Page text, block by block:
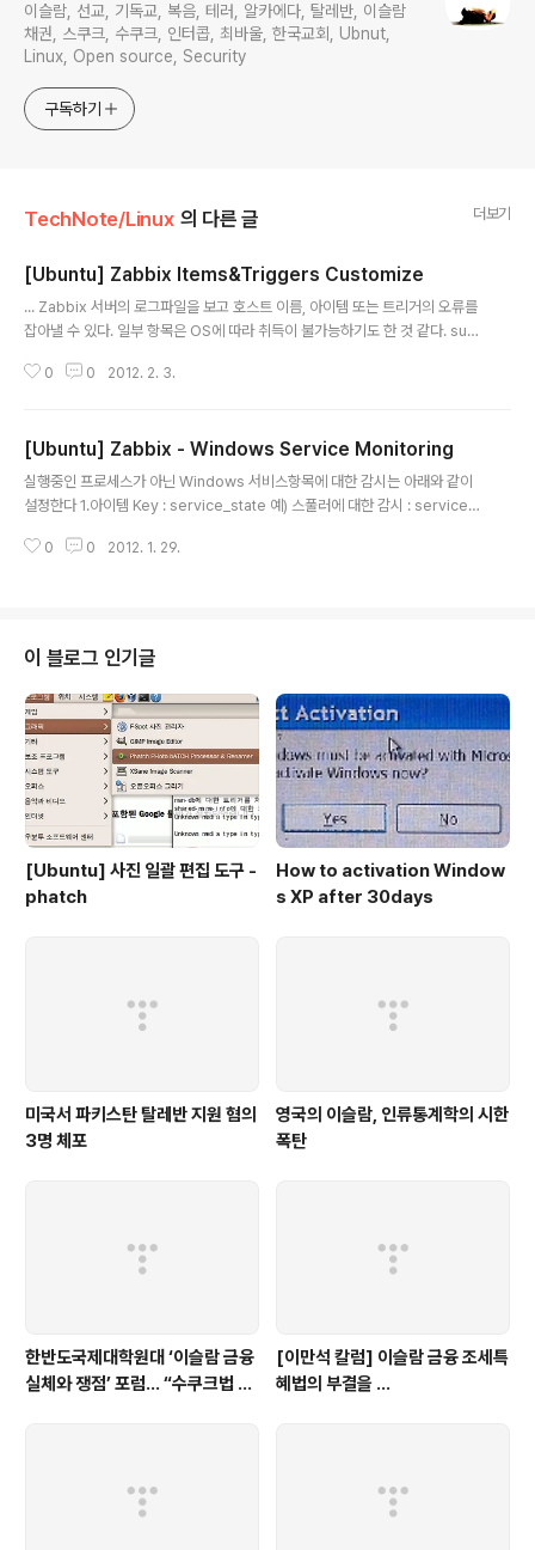
이슬람, 선교, 기독교, 복음, 테러, 알카에다, 탈레반, 이슬람
채권, 스쿠크, 수쿠크, 인터콥, 최바울, 한국교회, Ubnut,
Linux, Open source, Security
구독하기
TechNote/Linux 의 다른 글 더보기
[Ubuntu] Zabbix Items&Triggers Customize
... Zabbix 서버의 로그파일을 보고 호스트 이름, 아이템 또는 트리거의 오류를
잡아낼 수 있다. 일부 항목은 OS에 따라 취득이 불가능하기도 한 것 같다. sud
0 0 2012. 2. 3.
[Ubuntu] Zabbix - Windows Service Monitoring
실행중인 프로세스가 아닌 Windows 서비스항목에 대한 감시는 아래와 같이
설정한다 1.아이템 Key : service_state 예) 스풀러에 대한 감시 : service_
er 서비스는 어떻게 등록할까? :)
0 0 2012. 1. 29.
이 블로그 인기글
[Ubuntu] 사진 일괄 편집 도구 -
phatch
How to activation Window
s XP after 30days
미국서 파키스탄 탈레반 지원 혐의
3명 체포
영국의 이슬람, 인류통계학의 시한
폭탄
한반도국제대학원대 ‘이슬람 금융
실체와 쟁점’ 포럼… “수쿠크법 허
[이만석 칼럼] 이슬람 금융 조세특
혜법의 부결을 ...